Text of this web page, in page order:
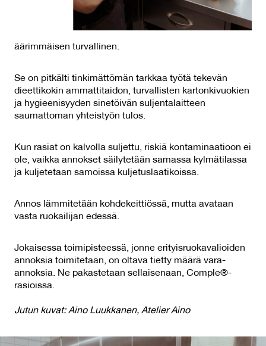
äärimmäisen turvallinen.
Se on pitkälti tinkimättömän tarkkaa työtä tekevän
dieettikokin ammattitaidon, turvallisten kartonkivuokien
ja hygieenisyyden sinetöivän suljentalaitteen
saumattoman yhteistyön tulos.
Kun rasiat on kalvolla suljettu, riskiä kontaminaatioon ei
ole, vaikka annokset säilytetään samassa kylmätilassa
ja kuljetetaan samoissa kuljetuslaatikoissa.
Annos lämmitetään kohdekeittiössä, mutta avataan
vasta ruokailijan edessä.
Jokaisessa toimipisteessä, jonne erityisruokavalioiden
annoksia toimitetaan, on oltava tietty määrä vara-
annoksia. Ne pakastetaan sellaisenaan, Comple®-
rasioissa.
Jutun kuvat: Aino Luukkanen, Atelier Aino